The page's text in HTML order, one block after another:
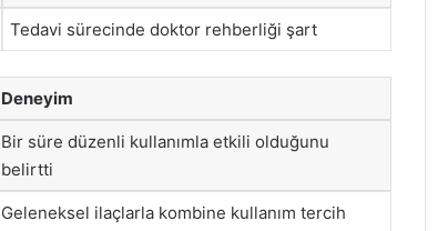
Tedavi sürecinde doktor rehberliği şart
Deneyim
Bir süre düzenli kullanımla etkili olduğunu
belirtti
Geleneksel ilaçlarla kombine kullanım tercih